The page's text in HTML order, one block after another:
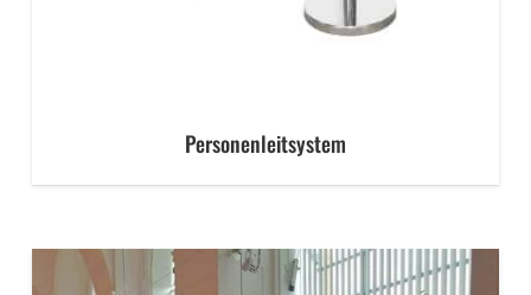
Personenleitsystem